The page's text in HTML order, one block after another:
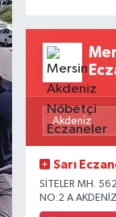
Sarı
SİTELER MH.
NO:2 A AKDENİZ